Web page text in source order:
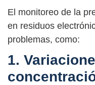
El monitoreo de la
en residuos
problemas, como:
1.